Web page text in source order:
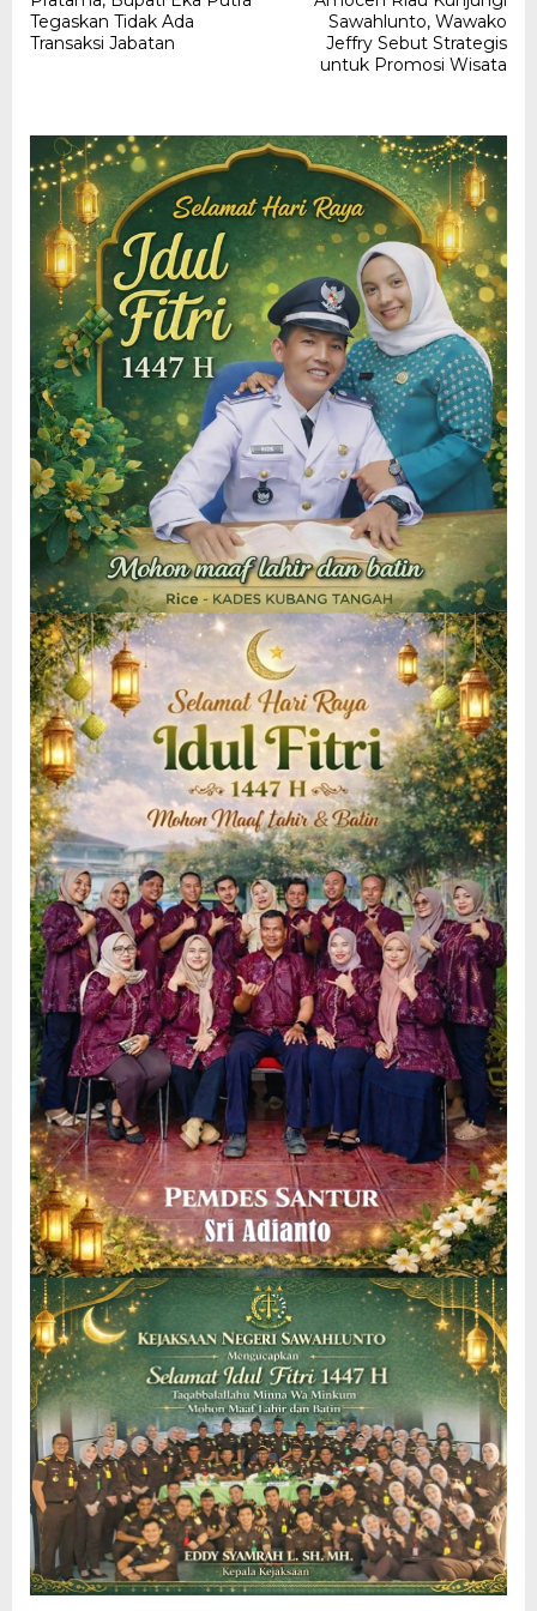
Tegaskan Tidak Ada
Transaksi Jabatan
Sawahlunto, Wawako
Jeffry Sebut Strategis
untuk Promosi Wisata